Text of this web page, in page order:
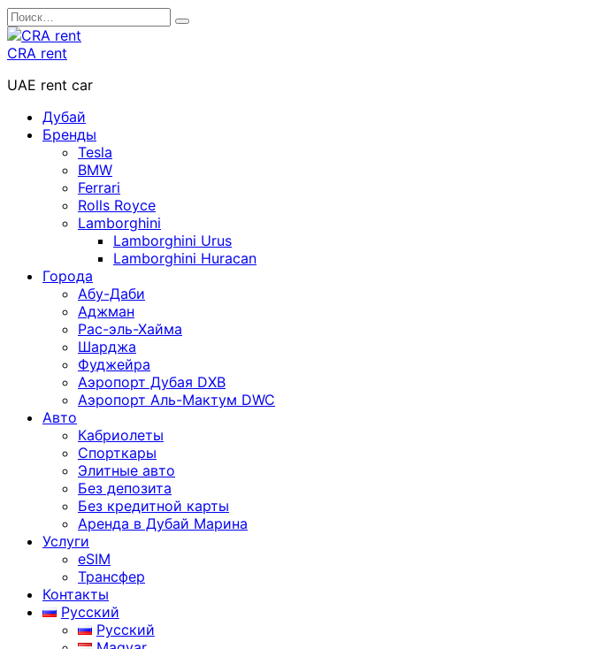
Перейти
к
содержанию
Search
for:
CRA rent
UAE rent car
Дубай
Бренды
Tesla
BMW
Ferrari
Rolls Royce
Lamborghini
Lamborghini Urus
Lamborghini Huracan
Города
Абу-Даби
Аджман
Рас-эль-Хайма
Шарджа
Фуджейра
Аэропорт Дубая DXB
Аэропорт Аль-Мактум DWC
Авто
Кабриолеты
Спорткары
Элитные авто
Без депозита
Без кредитной карты
Аренда в Дубай Марина
Услуги
eSIM
Трансфер
Контакты
Русский
Русский